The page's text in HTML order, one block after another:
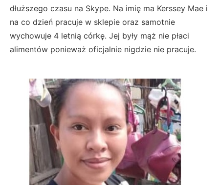
dłuższego czasu na Skype. Na imię ma Kerssey Mae i
na co dzień pracuje w sklepie oraz samotnie
wychowuje 4 letnią córkę. Jej były mąż nie płaci
alimentów ponieważ oficjalnie nigdzie nie pracuje.